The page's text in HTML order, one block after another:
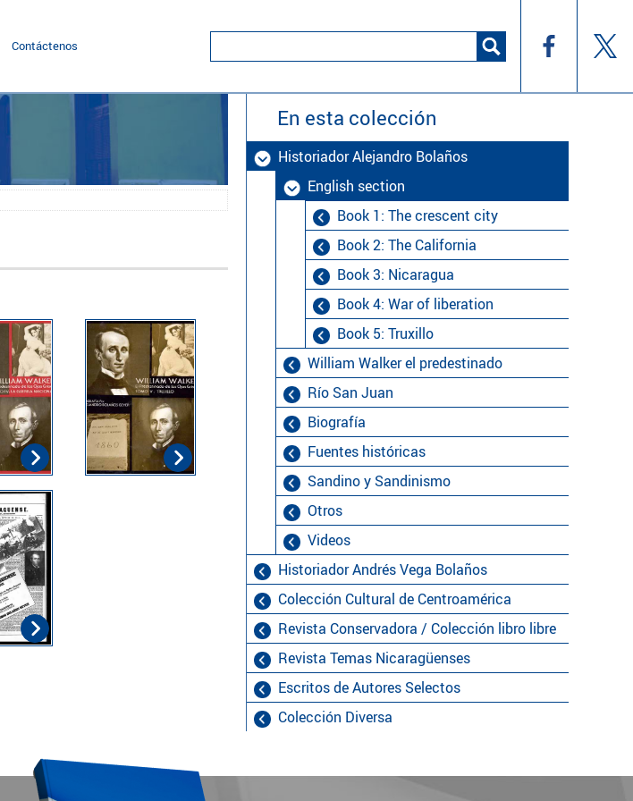
Contáctenos
En esta colección
Historiador Alejandro Bolaños
William Walker el predestinado
English section
Book 1: The crescent city
Book 2: The California
Book 3: Nicaragua
Book 4: War of liberation
Book 5: Truxillo
Río San Juan
Biografía
Fuentes históricas
Sandino y Sandinismo
Otros
Videos
Historiador Andrés Vega Bolaños
Colección Cultural de Centroamérica
Revista Conservadora / Colección libro libre
Revista Temas Nicaragüenses
Escritos de Autores Selectos
Colección Diversa